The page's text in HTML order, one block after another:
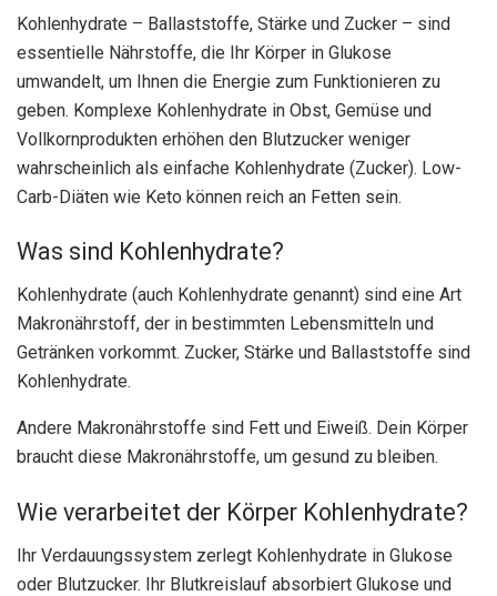
Kohlenhydrate – Ballaststoffe, Stärke und Zucker – sind
essentielle Nährstoffe, die Ihr Körper in Glukose
umwandelt, um Ihnen die Energie zum Funktionieren zu
geben. Komplexe Kohlenhydrate in Obst, Gemüse und
Vollkornprodukten erhöhen den Blutzucker weniger
wahrscheinlich als einfache Kohlenhydrate (Zucker). Low-
Carb-Diäten wie Keto können reich an Fetten sein.
Was sind Kohlenhydrate?
Kohlenhydrate (auch Kohlenhydrate genannt) sind eine Art
Makronährstoff, der in bestimmten Lebensmitteln und
Getränken vorkommt. Zucker, Stärke und Ballaststoffe sind
Kohlenhydrate.
Andere Makronährstoffe sind Fett und Eiweiß. Dein Körper
braucht diese Makronährstoffe, um gesund zu bleiben.
Wie verarbeitet der Körper Kohlenhydrate?
Ihr Verdauungssystem zerlegt Kohlenhydrate in Glukose
oder Blutzucker. Ihr Blutkreislauf absorbiert Glukose und